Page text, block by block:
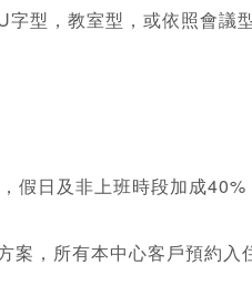
型，教室型，或依照會議
假日及非上班時段加成40%
案，所有本中心客戶預約入